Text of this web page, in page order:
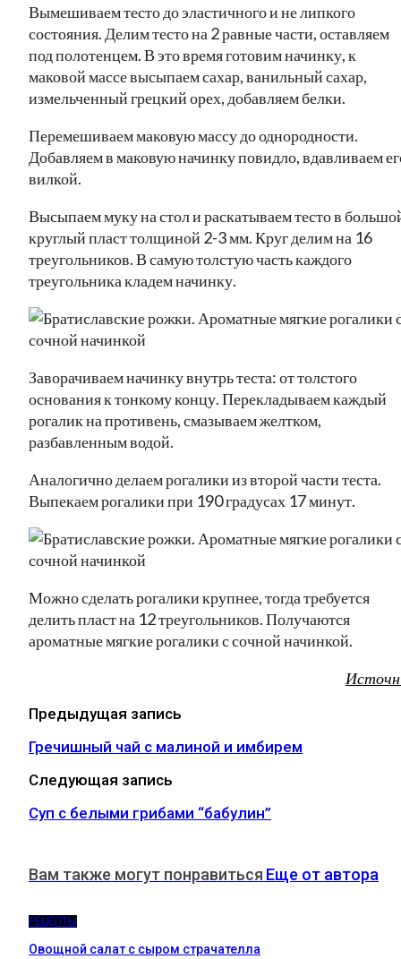
Вымешиваем тесто до эластичного и не липкого
состояния. Делим тесто на 2 равные части, оставляем
под полотенцем. В это время готовим начинку, к
маковой массе высыпаем сахар, ванильный сахар,
измельченный грецкий орех, добавляем белки.
Перемешиваем маковую массу до однородности.
Добавляем в маковую начинку повидло, вдавливаем
вилкой.
Высыпаем муку на стол и раскатываем тесто в
круглый пласт толщиной 2-3 мм. Круг делим на 16
треугольников. В самую толстую часть каждого
треугольника кладем начинку.
Заворачиваем начинку внутрь теста: от толстого
основания к тонкому концу. Перекладываем каждый
рогалик на противень, смазываем желтком,
разбавленным водой.
Аналогично делаем рогалики из второй части теста.
Выпекаем рогалики при 190 градусах 17 минут.
Можно сделать рогалики крупнее, тогда требуется
делить пласт на 12 треугольников. Получаются
ароматные мягкие рогалики с сочной начинкой.
Предыдущая запись
Гречишный чай с малиной и имбирем
Следующая запись
Суп с белыми грибами “бабулин”
Вам также могут понравиться Еще от автора
РЕЦЕПТЫ
Овощной салат с сыром страчателла